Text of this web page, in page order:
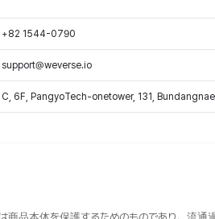
+82 1544-0790
support@weverse.io
C, 6F, PangyoTech-onetower, 131,